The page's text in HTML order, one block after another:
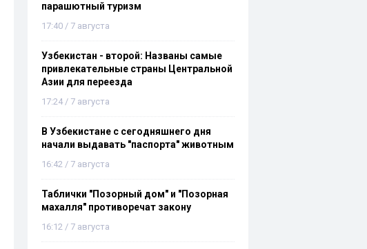
парашютный туризм
17:40 / 7 августа
Узбекистан - второй: Названы самые
привлекательные страны Центральной
Азии для переезда
17:24 / 7 августа
В Узбекистане с сегодняшнего дня
начали выдавать "паспорта" животным
16:42 / 7 августа
Таблички "Позорный дом" и "Позорная
махалля" противоречат закону
16:12 / 7 августа